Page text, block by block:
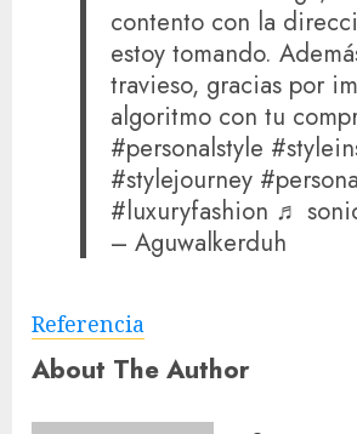
contento con la
estoy tomando.
travieso, gracias por
algoritmo con tu
#personalstyle
#stylejourney
#luxuryfashion ♬
– Aguwalkerduh
Referencia
About The Author